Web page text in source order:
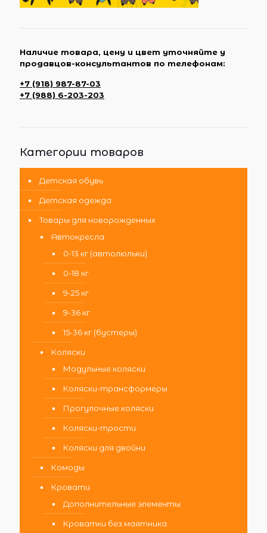
Наличие товара, цену и цвет уточняйте у
продавцов-консультантов по телефонам:
+7 (918) 987-87-03
+7 (988) 6-203-203
Категории товаров
Детская обувь
Детская одежда
Товары для новорожденных
Автокресла
0-13 кг (автолюльки)
0-18 кг
9-25 кг
9-36 кг
15-36 кг (бустеры)
Коляски
Модульные коляски
Коляски-трансформеры
Прогулочные коляски
Коляски-трости
Коляски для двойни
Комоды
Кровати
Дополнительные элементы
Кроватки без маятника